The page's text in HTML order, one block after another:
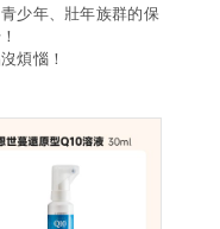
少年、壯年族群的保
煩惱！